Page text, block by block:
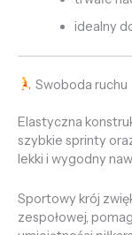
idealny
Swoboda ruchu
Elastyczna
szybkie sprinty
lekki i wygodny
Sportowy krój
zespołowej,